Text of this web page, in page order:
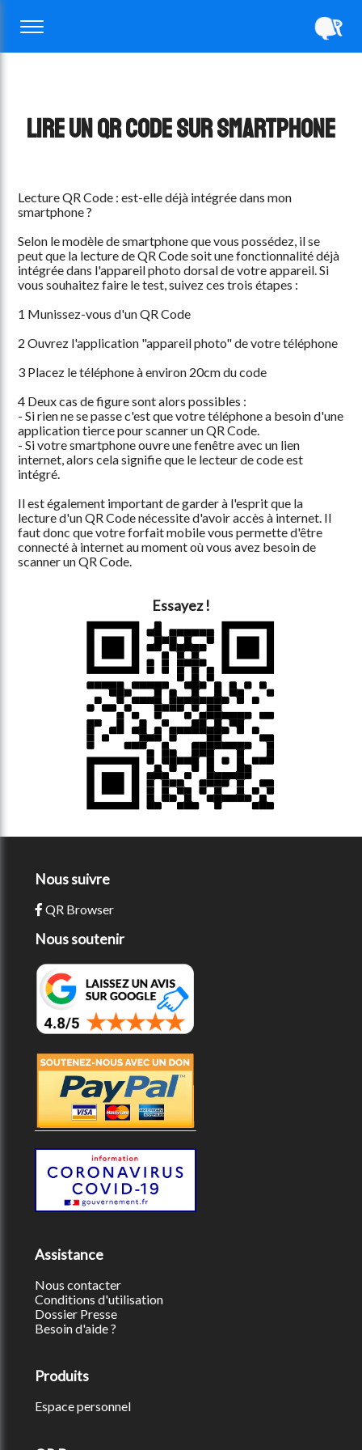
Lire un QR Code sur Smartphone
Lecture QR Code : est-elle déjà intégrée dans mon
smartphone ?
Selon le modèle de smartphone que vous possédez, il se
peut que la lecture de QR Code soit une fonctionnalité déjà
intégrée dans l'appareil photo dorsal de votre appareil. Si
vous souhaitez faire le test, suivez ces trois étapes :
1 Munissez-vous d'un QR Code
2 Ouvrez l'application "appareil photo" de votre téléphone
3 Placez le téléphone à environ 20cm du code
4 Deux cas de figure sont alors possibles :
- Si rien ne se passe c'est que votre téléphone a besoin d'une
application tierce pour scanner un QR Code.
- Si votre smartphone ouvre une fenêtre avec un lien
internet, alors cela signifie que le lecteur de code est
intégré.
Il est également important de garder à l'esprit que la
lecture d'un QR Code nécessite d'avoir accès à internet. Il
faut donc que votre forfait mobile vous permette d'être
connecté à internet au moment où vous avez besoin de
scanner un QR Code.
Essayez !
Nous suivre
QR Browser
Nous soutenir
Assistance
Nous contacter
Conditions d'utilisation
Dossier Presse
Besoin d'aide ?
Produits
Espace personnel